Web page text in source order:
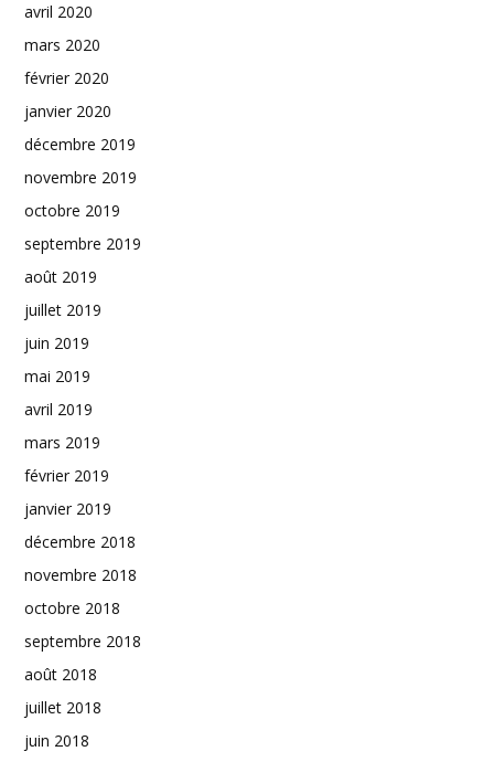
avril 2020
mars 2020
février 2020
janvier 2020
décembre 2019
novembre 2019
octobre 2019
septembre 2019
août 2019
juillet 2019
juin 2019
mai 2019
avril 2019
mars 2019
février 2019
janvier 2019
décembre 2018
novembre 2018
octobre 2018
septembre 2018
août 2018
juillet 2018
juin 2018